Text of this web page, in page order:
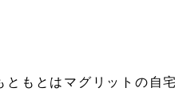
ともとはマグリットの自